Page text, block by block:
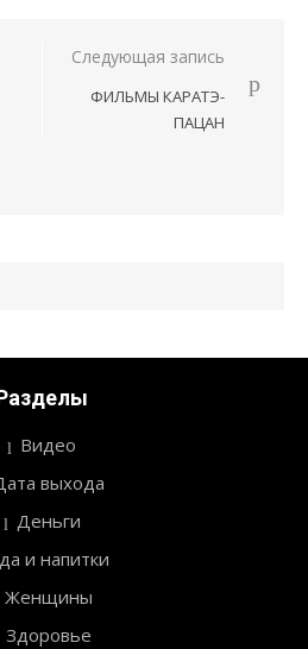
Следующая запись
ФИЛЬМЫ КАРАТЭ-
ПАЦАН
Видео
выхода
Деньги
и напитки
Женщины
Здоровье